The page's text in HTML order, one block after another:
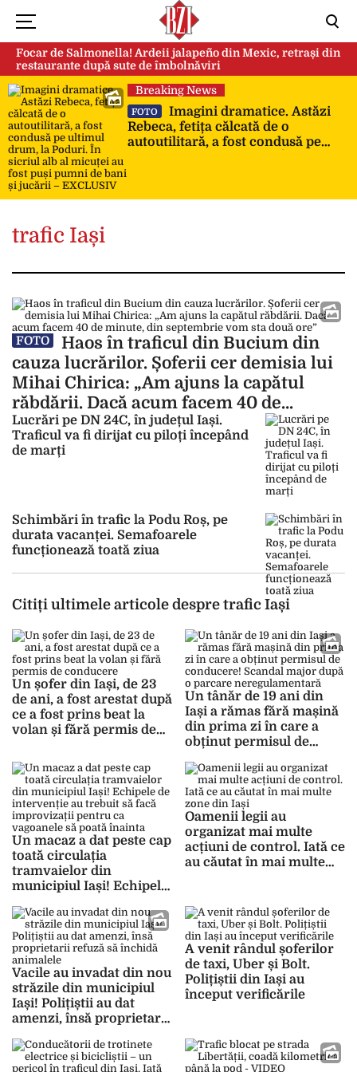
Focar de Salmonella! Ardeii jalapeño din Mexic, retrași din
restaurante după sute de îmbolnăviri
Breaking News
FOTO
Imagini dramatice. Astăzi
Rebeca, fetița călcată de o
autoutilitară, a fost condusă pe
trafic Iași
FOTO
Haos în traficul din Bucium din
cauza lucrărilor. Șoferii cer demisia lui
Mihai Chirica: „Am ajuns la capătul
răbdării. Dacă acum facem 40 de
minute, din septembrie vom sta două
ore”
Lucrări pe DN 24C, în județul Iași.
Traficul va fi dirijat cu piloți începând
de marți
Schimbări în trafic la Podu Roș, pe
durata vacanței. Semafoarele
funcționează toată ziua
Citiți ultimele articole despre trafic Iași
Un șofer din Iași, de 23
de ani, a fost arestat după
ce a fost prins beat la
volan și fără permis de
Un tânăr de 19 ani din
Iași a rămas fără mașină
din prima zi în care a
obținut permisul de
major după o parcare
neregulamentară
Un macaz a dat peste cap
toată circulația
tramvaielor din
municipiul Iași! Echipele
să facă improvizații
pentru ca vagoanele să
poată înainta
Oamenii legii au
organizat mai multe
acțiuni de control. Iată ce
au căutat în mai multe
Vacile au invadat din nou
străzile din municipiul
Iași! Polițiștii au dat
amenzi, însă proprietarii
animalele
A venit rândul șoferilor
de taxi, Uber și Bolt.
Polițiștii din Iași au
început verificările